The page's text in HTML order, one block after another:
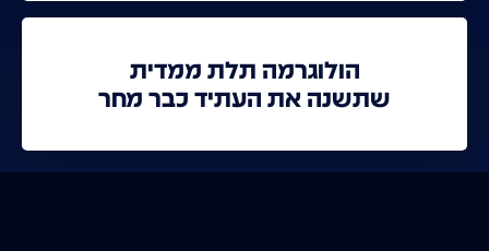
הולוגרמה תלת ממדית
שתשנה את העתיד כבר מחר